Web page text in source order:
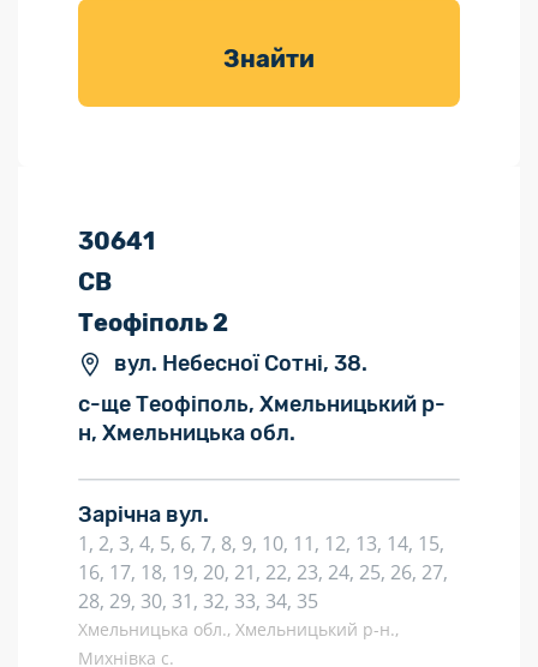
товарів для
Знайти
30641
СВ
Теофіполь 2
вул. Небесної Сотні, 38.
с-ще Теофіполь, Хмельницький р-
н, Хмельницька обл.
Зарічна вул.
1, 2, 3, 4, 5, 6, 7, 8, 9, 10, 11, 12, 13, 14, 15,
16, 17, 18, 19, 20, 21, 22, 23, 24, 25, 26, 27,
28, 29, 30, 31, 32, 33, 34, 35
Хмельницька обл., Хмельницький р-н.,
Михнівка с.